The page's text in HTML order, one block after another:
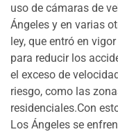
uso de cámaras de
Ángeles y en varias
ley, que entró en
para reducir los
el exceso de
riesgo, como las
residenciales.Con
Los Ángeles se